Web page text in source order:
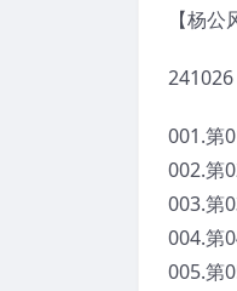
【杨
241026
001.第
002.第
003.第
004.第
005.第